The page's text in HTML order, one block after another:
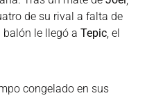
de su rival a falta de
le llegó a Tepic, el
congelado en sus